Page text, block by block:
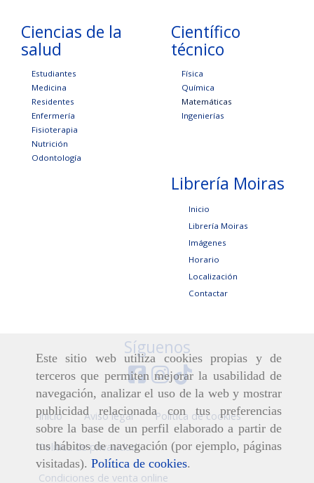
Este sitio web utiliza cookies propias y de
terceros que permiten mejorar la usabilidad de
navegación, analizar el uso de la web y mostrar
publicidad relacionada con tus preferencias
sobre la base de un perfil elaborado a partir de
tus hábitos de navegación (por ejemplo, páginas
visitadas). Política de cookies.
Ciencias de la
salud
Estudiantes
Medicina
Residentes
Enfermería
Fisioterapia
Nutrición
Odontología
Científico
técnico
Física
Química
Matemáticas
Ingenierías
Librería Moiras
Inicio
Librería Moiras
Imágenes
Horario
Localización
Contactar
Síguenos
Inicio Aviso legal Política de cookies
Política de privacidad
Condiciones de venta online